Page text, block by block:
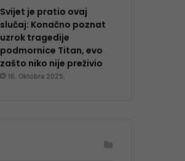
Svijet je pratio ovaj
slučaj: Konačno poznat
uzrok tragedije
podmornice Titan, evo
zašto niko nije preživio
16. Oktobra 2025.